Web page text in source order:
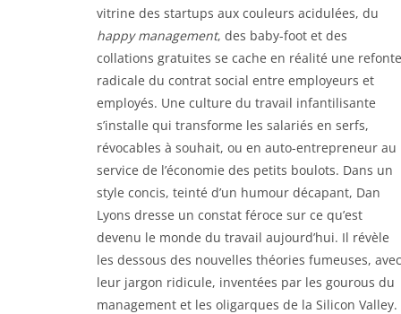
vitrine des startups aux couleurs acidulées, du
happy management, des baby-foot et des
collations gratuites se cache en réalité une refonte
radicale du contrat social entre employeurs et
employés. Une culture du travail infantilisante
s’installe qui transforme les salariés en serfs,
révocables à souhait, ou en auto-entrepreneur au
service de l’économie des petits boulots. Dans un
style concis, teinté d’un humour décapant, Dan
Lyons dresse un constat féroce sur ce qu’est
devenu le monde du travail aujourd’hui. Il révèle
les dessous des nouvelles théories fumeuses, avec
leur jargon ridicule, inventées par les gourous du
management et les oligarques de la Silicon Valley.